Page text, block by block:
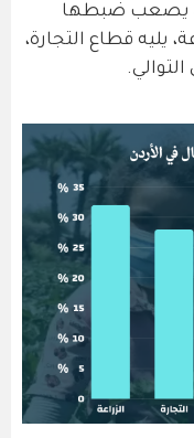
يصعب ضبطها
يليه قطاع التجارة،